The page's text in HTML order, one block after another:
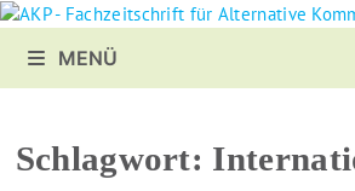
Zurück
Inhalt
MENÜ
Schlagwort: